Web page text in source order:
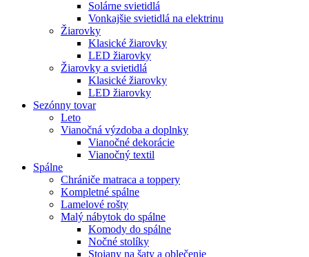
Solárne svietidlá
Vonkajšie svietidlá na elektrinu
Žiarovky
Klasické žiarovky
LED žiarovky
Žiarovky a svietidlá
Klasické žiarovky
LED žiarovky
Sezónny tovar
Leto
Vianočná výzdoba a doplnky
Vianočné dekorácie
Vianočný textil
Spálne
Chrániče matraca a toppery
Kompletné spálne
Lamelové rošty
Malý nábytok do spálne
Komody do spálne
Nočné stolíky
Stojany na šaty a oblečenie